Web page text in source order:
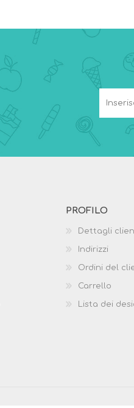
PROFILO
Dettagli
Indirizzi
Ordini del
Carrello
Lista dei